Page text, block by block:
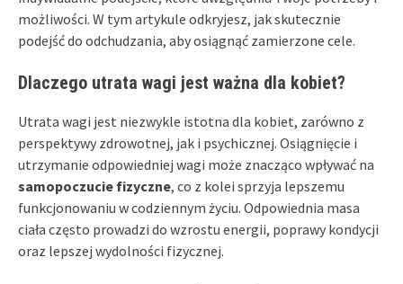
możliwości. W tym artykule odkryjesz, jak skutecznie
podejść do odchudzania, aby osiągnąć zamierzone cele.
Dlaczego utrata wagi jest ważna dla kobiet?
Utrata wagi jest niezwykle istotna dla kobiet, zarówno z
perspektywy zdrowotnej, jak i psychicznej. Osiągnięcie i
utrzymanie odpowiedniej wagi może znacząco wpływać na
samopoczucie fizyczne, co z kolei sprzyja lepszemu
funkcjonowaniu w codziennym życiu. Odpowiednia masa
ciała często prowadzi do wzrostu energii, poprawy kondycji
oraz lepszej wydolności fizycznej.